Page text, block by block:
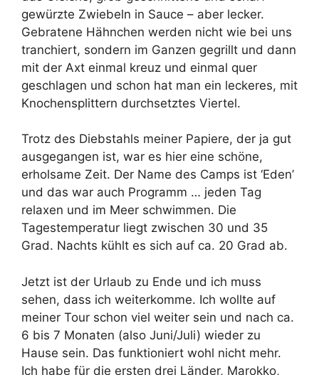
gewürzte Zwiebeln in Sauce – aber lecker.
Gebratene Hähnchen werden nicht wie bei uns
tranchiert, sondern im Ganzen gegrillt und dann
mit der Axt einmal kreuz und einmal quer
geschlagen und schon hat man ein leckeres, mit
Knochensplittern durchsetztes Viertel.
Trotz des Diebstahls meiner Papiere, der ja gut
ausgegangen ist, war es hier eine schöne,
erholsame Zeit. Der Name des Camps ist ‘Eden’
und das war auch Programm … jeden Tag
relaxen und im Meer schwimmen. Die
Tagestemperatur liegt zwischen 30 und 35
Grad. Nachts kühlt es sich auf ca. 20 Grad ab.
Jetzt ist der Urlaub zu Ende und ich muss
sehen, dass ich weiterkomme. Ich wollte auf
meiner Tour schon viel weiter sein und nach ca.
6 bis 7 Monaten (also Juni/Juli) wieder zu
Hause sein. Das funktioniert wohl nicht mehr.
Ich habe für die ersten drei Länder, Marokko,